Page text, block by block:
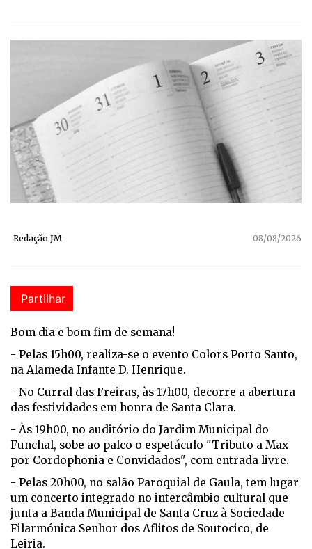
Redação JM 08/08/2026
Partilhar
Bom dia e bom fim de semana!
- Pelas 15h00, realiza-se o evento Colors Porto Santo,
na Alameda Infante D. Henrique.
- No Curral das Freiras, às 17h00, decorre a abertura
das festividades em honra de Santa Clara.
- Às 19h00, no auditório do Jardim Municipal do
Funchal, sobe ao palco o espetáculo "Tributo a Max
por Cordophonia e Convidados", com entrada livre.
- Pelas 20h00, no salão Paroquial de Gaula, tem lugar
um concerto integrado no intercâmbio cultural que
junta a Banda Municipal de Santa Cruz à Sociedade
Filarmónica Senhor dos Aflitos de Soutocico, de
Leiria.